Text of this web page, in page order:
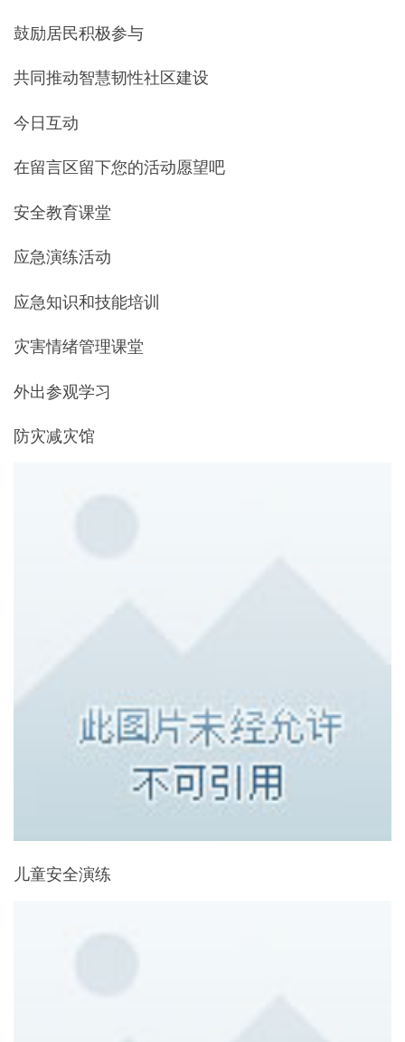
鼓励居民积极参与
共同推动智慧韧性社区建设
今日互动
在留言区留下您的活动愿望吧
安全教育课堂
应急演练活动
应急知识和技能培训
灾害情绪管理课堂
外出参观学习
防灾减灾馆
儿童安全演练